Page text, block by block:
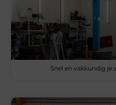
Snel en vakkundig je